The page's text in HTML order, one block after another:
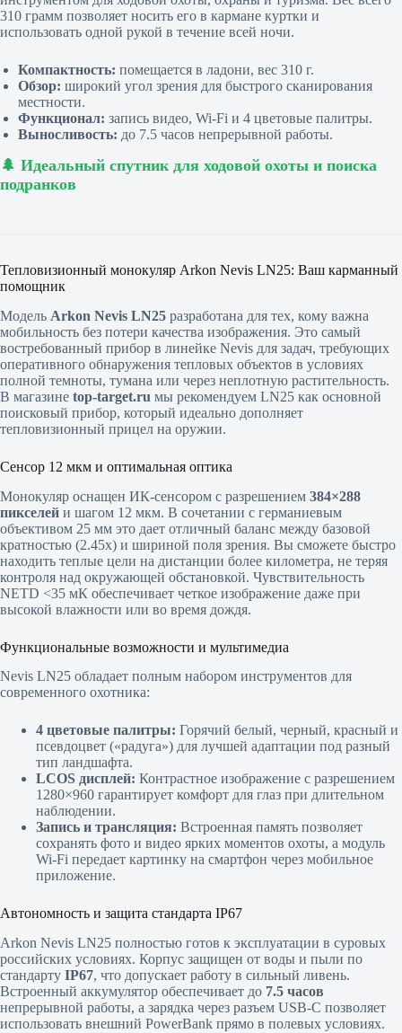
310 грамм позволяет носить его в кармане куртки и
использовать одной рукой в течение всей ночи.
Компактность: помещается в ладони, вес 310 г.
Обзор: широкий угол зрения для быстрого сканирования
местности.
Функционал: запись видео, Wi-Fi и 4 цветовые палитры.
Выносливость: до 7.5 часов непрерывной работы.
🌲 Идеальный спутник для ходовой охоты и поиска
подранков
Тепловизионный монокуляр Arkon Nevis LN25: Ваш карманный
помощник
Модель Arkon Nevis LN25 разработана для тех, кому важна
мобильность без потери качества изображения. Это самый
востребованный прибор в линейке Nevis для задач, требующих
оперативного обнаружения тепловых объектов в условиях
полной темноты, тумана или через неплотную растительность.
В магазине top-target.ru мы рекомендуем LN25 как основной
поисковый прибор, который идеально дополняет
тепловизионный прицел на оружии.
Сенсор 12 мкм и оптимальная оптика
Монокуляр оснащен ИК-сенсором с разрешением 384×288
пикселей и шагом 12 мкм. В сочетании с германиевым
объективом 25 мм это дает отличный баланс между базовой
кратностью (2.45x) и шириной поля зрения. Вы сможете быстро
находить теплые цели на дистанции более километра, не теряя
контроля над окружающей обстановкой. Чувствительность
NETD <35 мК обеспечивает четкое изображение даже при
высокой влажности или во время дождя.
Функциональные возможности и мультимедиа
Nevis LN25 обладает полным набором инструментов для
современного охотника:
4 цветовые палитры: Горячий белый, черный, красный и
псевдоцвет («радуга») для лучшей адаптации под разный
тип ландшафта.
LCOS дисплей: Контрастное изображение с разрешением
1280×960 гарантирует комфорт для глаз при длительном
наблюдении.
Запись и трансляция: Встроенная память позволяет
сохранять фото и видео ярких моментов охоты, а модуль
Wi-Fi передает картинку на смартфон через мобильное
приложение.
Автономность и защита стандарта IP67
Arkon Nevis LN25 полностью готов к эксплуатации в суровых
российских условиях. Корпус защищен от воды и пыли по
стандарту IP67, что допускает работу в сильный ливень.
Встроенный аккумулятор обеспечивает до 7.5 часов
непрерывной работы, а зарядка через разъем USB-C позволяет
использовать внешний PowerBank прямо в полевых условиях.